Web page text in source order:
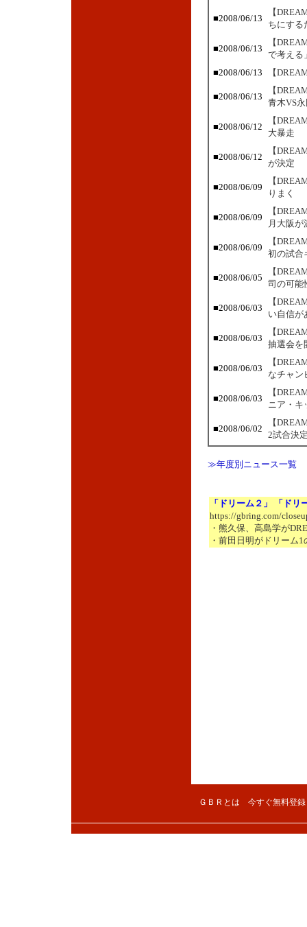
■2008/06/13
【
ちにする
■2008/06/13
【
で考える
■2008/06/13
【
■2008/06/13
【
青木VS
■2008/06/12
【
大暴走
■2008/06/12
【
が決定
■2008/06/09
【
りまく
■2008/06/09
【
月大阪が
■2008/06/09
【
初の試合
■2008/06/05
【
司の可能
■2008/06/03
【
い自信が
■2008/06/03
【
抽選会を
■2008/06/03
【
なチャン
■2008/06/03
【
ニア・キ
■2008/06/02
【
2試合決
≫年度別ニュース一覧
「ドリーム２」 「ドリ
https://gbring.com/
・熊久保、高島学が
・前田日明がドリーム
ＧＢＲとは 今すぐ無料登録